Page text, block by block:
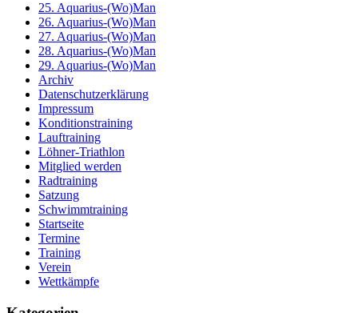
25. Aquarius-(Wo)Man
26. Aquarius-(Wo)Man
27. Aquarius-(Wo)Man
28. Aquarius-(Wo)Man
29. Aquarius-(Wo)Man
Archiv
Datenschutzerklärung
Impressum
Konditionstraining
Lauftraining
Löhner-Triathlon
Mitglied werden
Radtraining
Satzung
Schwimmtraining
Startseite
Termine
Training
Verein
Wettkämpfe